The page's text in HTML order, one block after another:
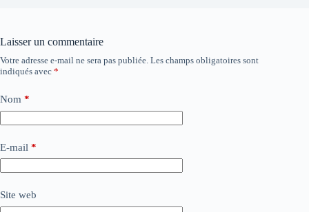
Laisser un commentaire
Votre adresse e-mail ne sera pas publiée. Les champs obligatoires sont
indiqués avec *
Nom *
E-mail *
Site web